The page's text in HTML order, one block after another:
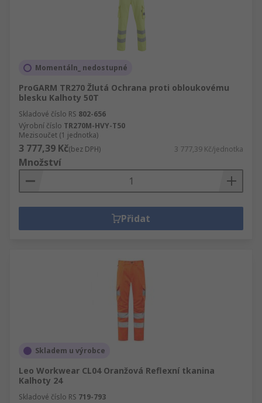
Momentáln_ nedostupné
ProGARM TR270 Žlutá Ochrana proti obloukovému
blesku Kalhoty 50T
Skladové číslo RS 802-656
Výrobní číslo TR270M-HVY-T50
Mezisoučet (1 jednotka)
3 777,39 Kč(bez DPH) 3 777,39 Kč/jednotka
Množství
Přidat
Skladem u výrobce
Leo Workwear CL04 Oranžová Reflexní tkanina
Kalhoty 24
Skladové číslo RS 719-793